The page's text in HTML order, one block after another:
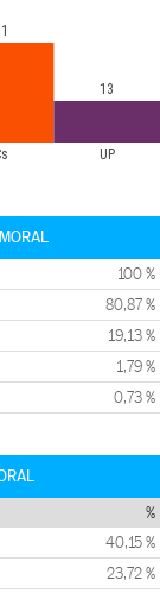
UP
13
100 %
80,87 %
19,13 %
1,79 %
0,73 %
%
40,15 %
23,72 %